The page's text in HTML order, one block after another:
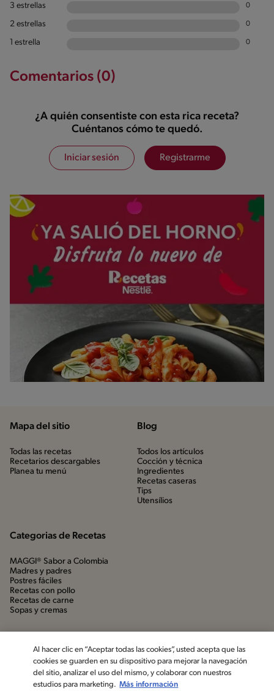
3 estrellas 0
2 estrellas 0
1 estrella 0
Comentarios (0)
¿A quién consentiste con esta rica receta?
Cuéntanos cómo te quedó.
Iniciar sesión Registrarme
Mapa del sitio
Todas las recetas
Recetarios descargables
Planea tu menú
Blog
Todos los artículos
Cocción y técnica
Ingredientes
Recetas caseras
Tips
Utensílios
Categorias de Recetas
MAGGI® Sabor a Colombia
Madres y padres
Postres fáciles
Recetas con pollo
Recetas de carne
Sopas y cremas
Al hacer clic en “Aceptar todas las cookies”, usted acepta que las
cookies se guarden en su dispositivo para mejorar la navegación
del sitio, analizar el uso del mismo, y colaborar con nuestros
estudios para marketing. Más información